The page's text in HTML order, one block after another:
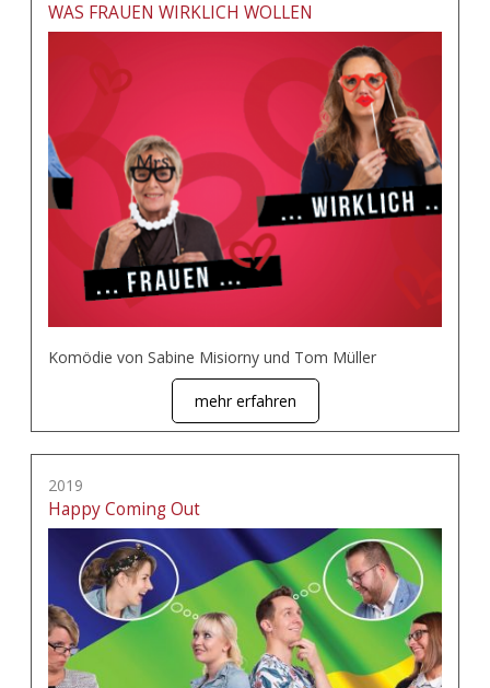
WAS FRAUEN WIRKLICH WOLLEN
Komödie von Sabine Misiorny und Tom Müller
mehr erfahren
2019
Happy Coming Out